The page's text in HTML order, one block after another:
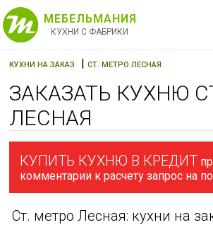
МЕБЕЛЬМАНИЯ
КУХНИ С ФАБРИКИ
КУХНИ НА ЗАКАЗ |СТ. МЕТРО ЛЕСНАЯ
ЗАКАЗАТЬ КУХНЮ
ЛЕСНАЯ
КУПИТЬ КУХНЮ В КРЕДИТ
комментарии к расчету запрос на
Ст. метро Лесная: кухни на